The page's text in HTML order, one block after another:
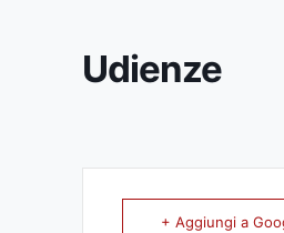
Udienze
+ Aggiungi a